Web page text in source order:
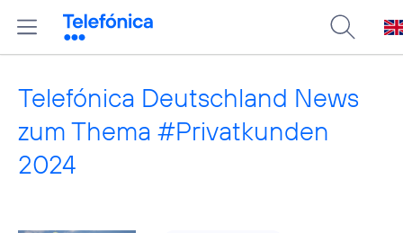
Telefónica Deutschland News
zum Thema #Privatkunden
2024